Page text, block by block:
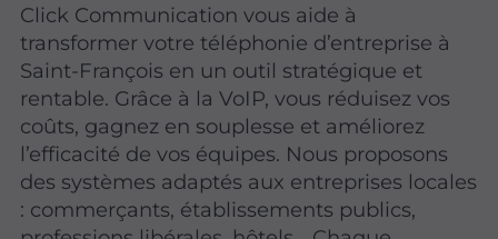
Click Communication vous aide à
transformer votre téléphonie d’entreprise à
Saint-François en un outil stratégique et
rentable. Grâce à la VoIP, vous réduisez vos
coûts, gagnez en souplesse et améliorez
l’efficacité de vos équipes. Nous proposons
des systèmes adaptés aux entreprises locales
: commerçants, établissements publics,